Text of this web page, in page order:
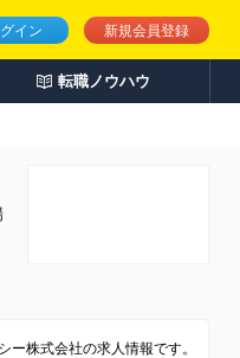
イン 新規会員登録
転職ノウハウ
ー株式会社の求人情報です。